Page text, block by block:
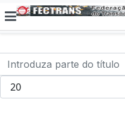
Introduza parte do título
Qtd. a exibir